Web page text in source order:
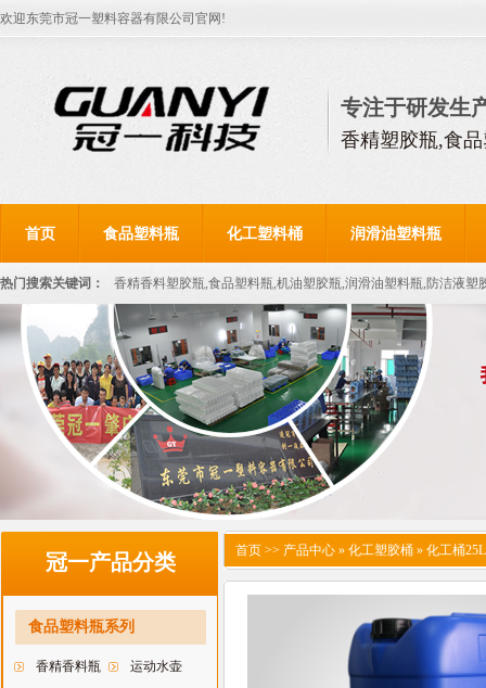
欢迎东莞市冠一塑料容器有限公司官网!
专注于研发生
香精塑胶瓶,食
首页 食品塑料瓶 化工塑料桶 润滑油塑料瓶
热门搜索关键词： 香精香料塑胶瓶,食品塑料瓶,机油塑胶瓶,润滑油塑料瓶,防洁液塑
冠一产品分类
食品塑料瓶系列
香精香料瓶 运动水壶
首页 >> 产品中心 » 化工塑胶桶 » 化工桶